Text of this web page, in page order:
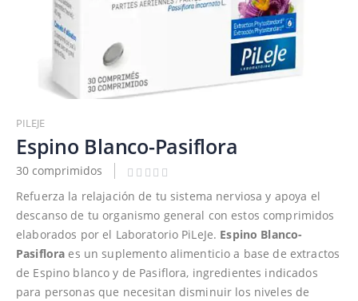
al
comienzo
de
la
galería
imágenes
PILEJE
Espino Blanco-Pasiflora
30 comprimidos
Refuerza la relajación de tu sistema nerviosa y apoya el
descanso de tu organismo general con estos comprimidos
elaborados por el Laboratorio PiLeJe. Espino Blanco-
Pasiflora es un suplemento alimenticio a base de extractos
de Espino blanco y de Pasiflora, ingredientes indicados
para personas que necesitan disminuir los niveles de